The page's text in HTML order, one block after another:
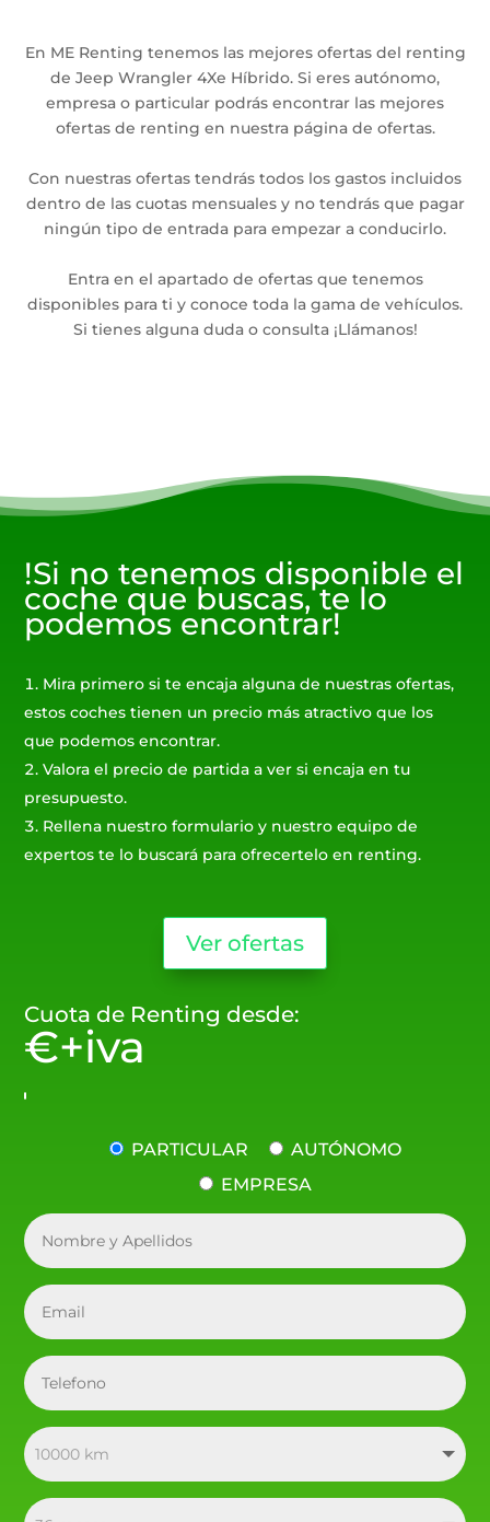
En ME Renting tenemos las mejores ofertas del renting
de Jeep Wrangler 4Xe Híbrido. Si eres autónomo,
empresa o particular podrás encontrar las mejores
ofertas de renting en nuestra página de ofertas.
Con nuestras ofertas tendrás todos los gastos incluidos
dentro de las cuotas mensuales y no tendrás que pagar
ningún tipo de entrada para empezar a conducirlo.
Entra en el apartado de ofertas que tenemos
disponibles para ti y conoce toda la gama de vehículos.
Si tienes alguna duda o consulta ¡Llámanos!
!Si no tenemos disponible el
coche que buscas, te lo
podemos encontrar!
Mira primero si te encaja alguna de nuestras ofertas,
estos coches tienen un precio más atractivo que los
que podemos encontrar.
Valora el precio de partida a ver si encaja en tu
presupuesto.
Rellena nuestro formulario y nuestro equipo de
expertos te lo buscará para ofrecertelo en renting.
Ver ofertas
Cuota de Renting desde:
€+iva
PARTICULAR
AUTÓNOMO
EMPRESA